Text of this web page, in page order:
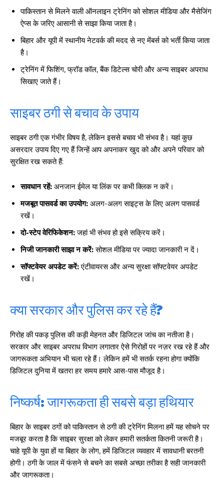
पाकिस्तान से मिलने वाली ऑनलाइन ट्रेनिंग को सोशल मीडिया और मैसेजिंग
ऐप्स के जरिए आसानी से साझा किया जाता है।
बिहार और यूपी में स्थानीय नेटवर्क की मदद से नए मेंबर्स को भर्ती किया जाता
है।
ट्रेनिंग में फिशिंग, फ्रॉड कॉल, बैंक डिटेल्स चोरी और अन्य साइबर अपराध
सिखाए जाते हैं।
साइबर ठगी से बचाव के उपाय
साइबर ठगी एक गंभीर विषय है, लेकिन इससे बचाव भी संभव है। यहां कुछ
असरदार उपाय दिए गए हैं जिन्हें आप अपनाकर खुद को और अपने परिवार को
सुरक्षित रख सकते हैं:
सावधान रहें: अनजान ईमेल या लिंक पर कभी क्लिक न करें।
मजबूत पासवर्ड का उपयोग: अलग-अलग साइट्स के लिए अलग पासवर्ड
रखें।
दो-स्टेप वेरिफिकेशन:जहां भी संभव हो इसे सक्रिय करें।
निजी जानकारी साझा न करें:सोशल मीडिया पर ज्यादा जानकारी न दें।
सॉफ्टवेयर अपडेट करें:एंटीवायरस और अन्य सुरक्षा सॉफ्टवेयर अपडेट
रखें।
क्या सरकार और पुलिस कर रहे हैं?
गिरोह की पकड़ पुलिस की कड़ी मेहनत और डिजिटल जांच का नतीजा है।
सरकार और साइबर अपराध विभाग लगातार ऐसे गिरोहों पर नज़र रख रहे हैं और
जागरूकता अभियान भी चला रहे हैं। लेकिन हमें भी सतर्क रहना होगा क्योंकि
डिजिटल दुनिया में खतरा हर समय हमारे आस-पास मौजूद है।
निष्कर्ष: जागरूकता ही सबसे बड़ा हथियार
बिहार के साइबर ठगों को पाकिस्तान से ठगी की ट्रेनिंग मिलना हमें यह सोचने पर
मजबूर करता है कि साइबर सुरक्षा को लेकर हमारी सतर्कता कितनी जरूरी है।
चाहे यूपी के युवा हों या बिहार के लोग, हमें डिजिटल व्यवहार में सावधानी बरतनी
होगी। ठगी के जाल में फंसने से बचने का सबसे अच्छा तरीका है सही जानकारी
और जागरूकता।